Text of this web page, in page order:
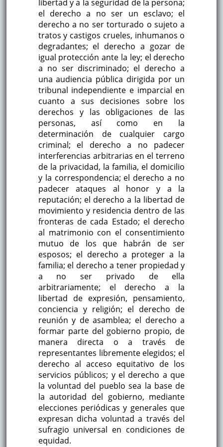
libertad y a la seguridad de la persona;
el derecho a no ser un esclavo; el
derecho a no ser torturado o sujeto a
tratos y castigos crueles, inhumanos o
degradantes; el derecho a gozar de
igual protección ante la ley; el derecho
a no ser discriminado; el derecho a
una audiencia pública dirigida por un
tribunal independiente e imparcial en
cuanto a sus decisiones sobre los
derechos y las obligaciones de las
personas, así como en la
determinación de cualquier cargo
criminal; el derecho a no padecer
interferencias arbitrarias en el terreno
de la privacidad, la familia, el domicilio
y la correspondencia; el derecho a no
padecer ataques al honor y a la
reputación; el derecho a la libertad de
movimiento y residencia dentro de las
fronteras de cada Estado; el derecho
al matrimonio con el consentimiento
mutuo de los que habrán de ser
esposos; el derecho a proteger a la
familia; el derecho a tener propiedad y
a no ser privado de ella
arbitrariamente; el derecho a la
libertad de expresión, pensamiento,
conciencia y religión; el derecho de
reunión y de asamblea; el derecho a
formar parte del gobierno propio, de
manera directa o a través de
representantes libremente elegidos; el
derecho al acceso equitativo de los
servicios públicos; y el derecho a que
la voluntad del pueblo sea la base de
la autoridad del gobierno, mediante
elecciones periódicas y generales que
expresan dicha voluntad a través del
sufragio universal en condiciones de
equidad.